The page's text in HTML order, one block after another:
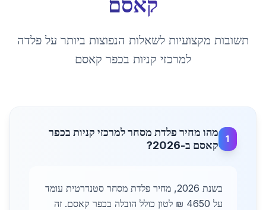
תשובות מקצועיות לשאלות הנפוצות ביותר על פלדה
למרכזי קניות בכפר קאסם
1
מהו מחיר פלדת מסחר למרכזי קניות בכפר
קאסם ב-2026?
בשנת 2026, מחיר פלדת מסחר סטנדרטית עומד
על 4650 ₪ לטון כולל הובלה בכפר קאסם. זה